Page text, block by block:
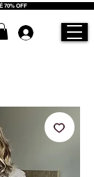
70% OFF